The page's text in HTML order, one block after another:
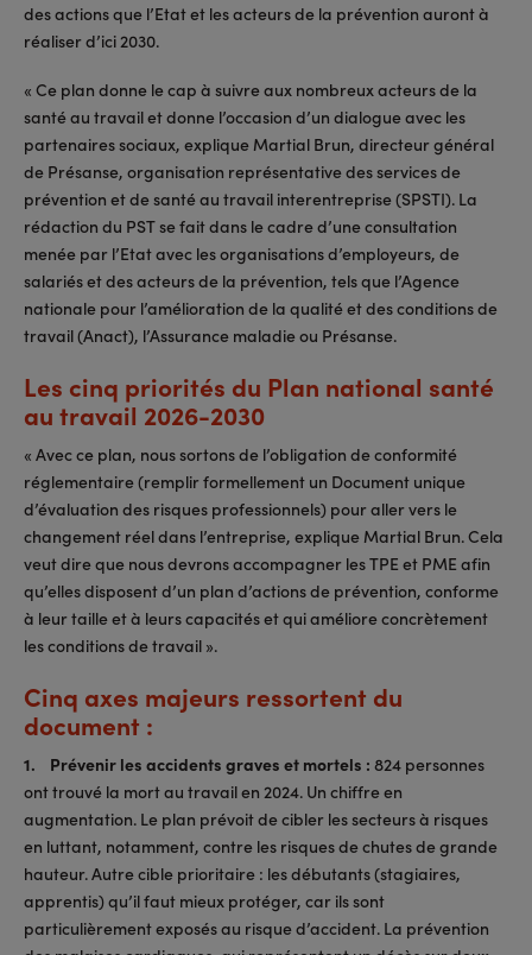
des actions que l’Etat et les acteurs de la prévention auront à
réaliser d’ici 2030.
« Ce plan donne le cap à suivre aux nombreux acteurs de la
santé au travail et donne l’occasion d’un dialogue avec les
partenaires sociaux, explique Martial Brun, directeur général
de Présanse, organisation représentative des services de
prévention et de santé au travail interentreprise (SPSTI). La
rédaction du PST se fait dans le cadre d’une consultation
menée par l’Etat avec les organisations d’employeurs, de
salariés et des acteurs de la prévention, tels que l’Agence
nationale pour l’amélioration de la qualité et des conditions de
travail (Anact), l’Assurance maladie ou Présanse.
Les cinq priorités du Plan national santé
au travail 2026-2030
« Avec ce plan, nous sortons de l’obligation de conformité
réglementaire (remplir formellement un Document unique
d’évaluation des risques professionnels) pour aller vers le
changement réel dans l’entreprise, explique Martial Brun. Cela
veut dire que nous devrons accompagner les TPE et PME afin
qu’elles disposent d’un plan d’actions de prévention, conforme
à leur taille et à leurs capacités et qui améliore concrètement
les conditions de travail ».
Cinq axes majeurs ressortent du
document :
1. Prévenir les accidents graves et mortels : 824 personnes
ont trouvé la mort au travail en 2024. Un chiffre en
augmentation. Le plan prévoit de cibler les secteurs à risques
en luttant, notamment, contre les risques de chutes de grande
hauteur. Autre cible prioritaire : les débutants (stagiaires,
apprentis) qu’il faut mieux protéger, car ils sont
particulièrement exposés au risque d’accident. La prévention